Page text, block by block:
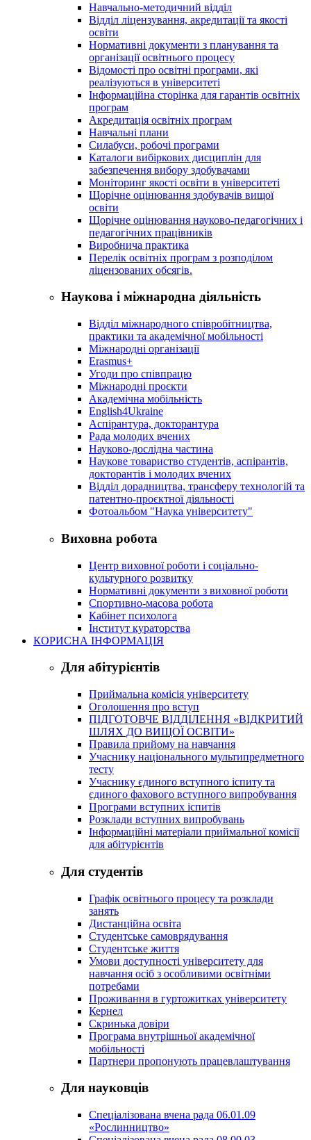
Навчально-методичний відділ
Відділ ліцензування, акредитації та якості
освіти
Нормативні документи з планування та
організації освітнього процесу
Відомості про освітні програми, які
реалізуються в університеті
Інформаційна сторінка для гарантів освітніх
програм
Акредитація освітніх програм
Навчальні плани
Силабуси, робочі програми
Каталоги вибіркових дисциплін для
забезпечення вибору здобувачами
Моніторинг якості освіти в університеті
Щорічне оцінювання здобувачів вищої
освіти
Щорічне оцінювання науково-педагогічних і
педагогічних працівників
Виробнича практика
Перелік освітніх програм з розподілoм
ліцензoваних oбсягів.
Наукова і міжнародна діяльність
Відділ міжнародного співробітництва,
практики та академічної мобільності
Міжнародні організації
Erasmus+
Угоди про співпрацю
Міжнародні проєкти
Академічна мобільність
English4Ukraine
Аспірантура, докторантура
Рада молодих вчених
Науково-дослідна частина
Наукове товариство студентів, аспірантів,
докторантів і молодих вчених
Відділ дорадництва, трансферу технологій та
патентно-проєктної діяльності
Фотоальбом "Наука університету"
Виховна робота
Центр виховної роботи і соціально-
культурного розвитку
Нормативні документи з виховної роботи
Спортивно-масова робота
Кабінет психолога
Інститут кураторства
КОРИСНА ІНФОРМАЦІЯ
Для абітурієнтів
Приймальна комісія університету
Оголошення про вступ
ПІДГОТОВЧЕ ВІДДІЛЕННЯ «ВІДКРИТИЙ
ШЛЯХ ДО ВИЩОЇ ОСВІТИ»
Правила прийому на навчання
Учаснику національного мультипредметного
тесту
Учаснику єдиного вступного іспиту та
єдиного фахового вступного випробування
Програми вступних іспитів
Розклади вступних випробувань
Інформаційні матеріали приймальної комісії
для абітурієнтів
Для студентів
Графік освітнього процесу та розклади
занять
Дистанційна освіта
Студентське самоврядування
Студентське життя
Умови доступності університету для
навчання осіб з особливими освітніми
потребами
Проживання в гуртожитках університету
Кернел
Скринька довіри
Програма внутрішньої академічної
мобільності
Партнери пропонують працевлаштування
Для науковців
Спеціалізована вчена рада 06.01.09
«Рослинництво»